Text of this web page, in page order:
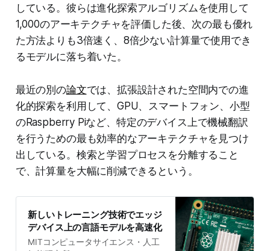
している。彼らは進化探索アルゴリズムを使用して
1,000のアーキテクチャを評価した後、次の最も優れ
た方法よりも3倍速く、8倍少ない計算量で使用でき
るモデルに落ち着いた。
最近の別の論文では、拡張設計された空間内での進
化的探索を利用して、GPU、スマートフォン、小型
のRaspberry Piなど、特定のデバイス上で機械翻訳
を行うための最も効率的なアーキテクチャを見つけ
出している。検索と学習プロセスを分離すること
で、計算量を大幅に削減できるという。
新しいトレーニング技術でエッジ
デバイス上の言語モデルを高速化
MITコンピュータサイエンス・人工